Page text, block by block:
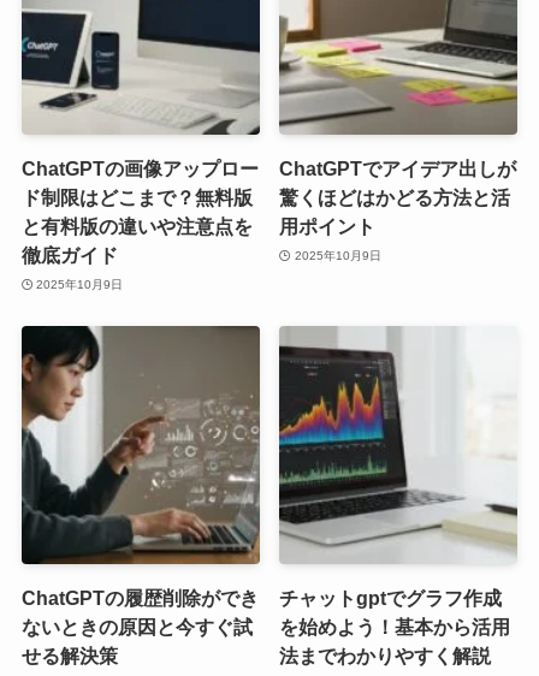
ChatGPTの画像アップロー
ド制限はどこまで？無料版
と有料版の違いや注意点を
徹底ガイド
2025年10月9日
ChatGPTでアイデア出しが
驚くほどはかどる方法と活
用ポイント
2025年10月9日
ChatGPTの履歴削除ができ
ないときの原因と今すぐ試
せる解決策
チャットgptでグラフ作成
を始めよう！基本から活用
法までわかりやすく解説